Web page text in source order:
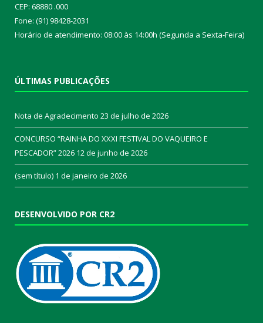
CEP: 68880 .000
Fone: (91) 98428-2031
Horário de atendimento: 08:00 às 14:00h (Segunda a Sexta-Feira)
ÚLTIMAS PUBLICAÇÕES
Nota de Agradecimento 23 de julho de 2026
CONCURSO “RAINHA DO XXXI FESTIVAL DO VAQUEIRO E
PESCADOR” 2026 12 de junho de 2026
(sem título) 1 de janeiro de 2026
DESENVOLVIDO POR CR2